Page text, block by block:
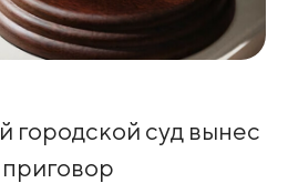
городской суд вынес